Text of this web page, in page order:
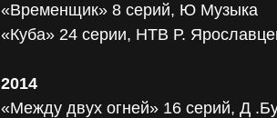
«Временщик» 8 серий, Ю Музыка
«Куба» 24 серии, НТВ Р.
2014
«Между двух огней» 16 серий, Д